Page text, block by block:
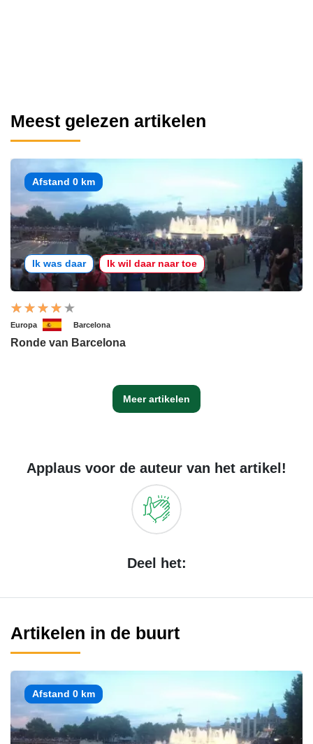
Meest gelezen artikelen
Afstand 0 km
Ik was daar Ik wil daar naar toe
Europa Barcelona
Ronde van Barcelona
Meer artikelen
Applaus voor de auteur van het artikel!
Deel het:
Artikelen in de buurt
Afstand 0 km